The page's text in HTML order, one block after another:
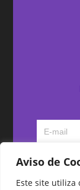
Aviso de
Este site utiliza